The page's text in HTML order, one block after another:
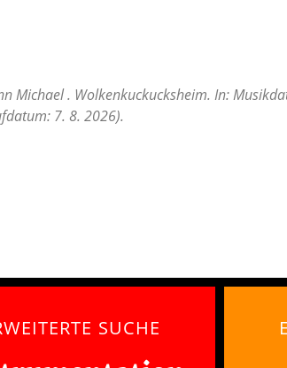
Michael . Wolkenkuckucksheim. In:
7. 8. 2026).
SUCHE